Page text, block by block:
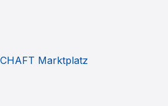
Marktplatz